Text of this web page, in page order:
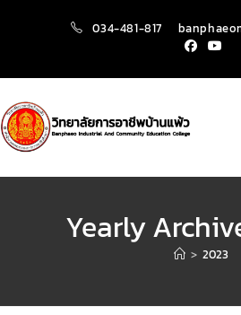
034-481-817
Yearly
> 2023